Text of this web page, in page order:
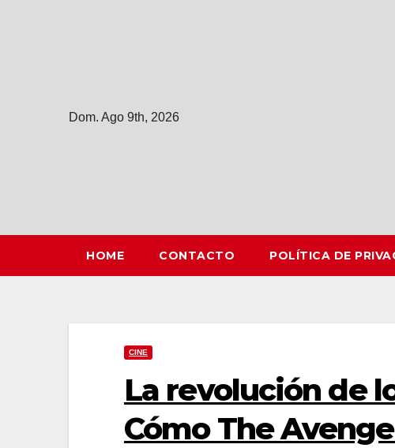
Dom. Ago 9th, 2026
HOME CONTACTO POLÍTICA DE
CINE
La revolución de
Cómo The